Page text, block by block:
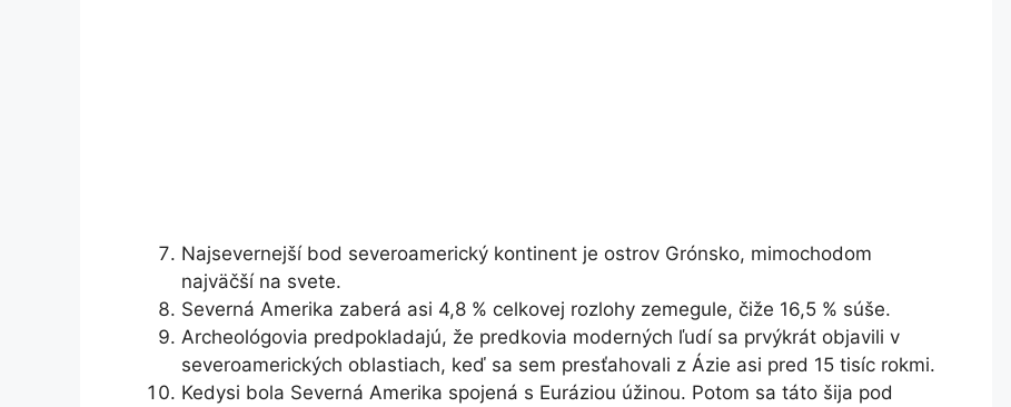
Najsevernejší bod severoamerický kontinent je ostrov Grónsko, mimochodom
najväčší na svete.
Severná Amerika zaberá asi 4,8 % celkovej rozlohy zemegule, čiže 16,5 % súše.
Archeológovia predpokladajú, že predkovia moderných ľudí sa prvýkrát objavili v
severoamerických oblastiach, keď sa sem presťahovali z Ázie asi pred 15 tisíc rokmi.
Kedysi bola Severná Amerika spojená s Euráziou úžinou. Potom sa táto šija pod